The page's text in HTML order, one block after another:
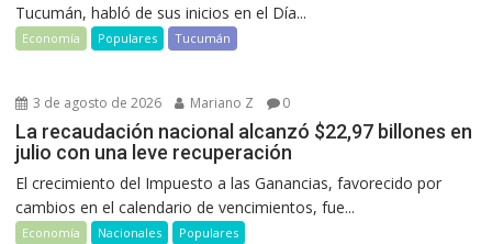
Tucumán, habló de sus inicios en el Día...
Economía Populares Tucumán
3 de agosto de 2026 Mariano Z 0
La recaudación nacional alcanzó $22,97 billones en
julio con una leve recuperación
El crecimiento del Impuesto a las Ganancias, favorecido por
cambios en el calendario de vencimientos, fue...
Economía Nacionales Populares